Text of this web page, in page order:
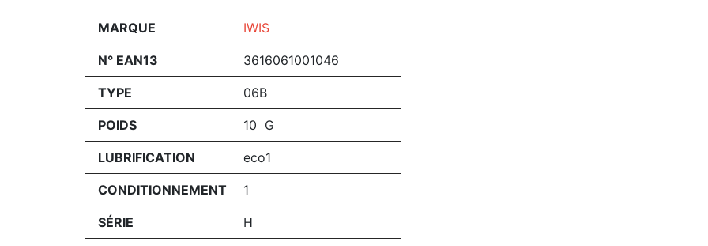
MARQUE IWIS
N° EAN13 3616061001046
TYPE 06B
POIDS 10 G
LUBRIFICATION eco1
CONDITIONNEMENT 1
SÉRIE H